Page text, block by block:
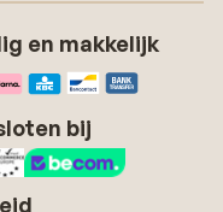
en makkelijk
bij